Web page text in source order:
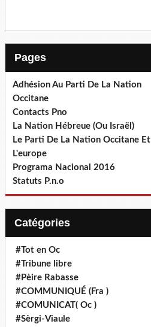
Pages
Adhésion Au Parti De La Nation
Occitane
Contacts Pno
La Nation Hébreue (Ou Israël)
Le Parti De La Nation Occitane Et
L'europe
Programa Nacional 2016
Statuts P.n.o
Catégories
#Tot en Oc
#Tribune libre
#Pèire Rabasse
#COMMUNIQUÉ (Fra )
#COMUNICAT( Oc )
#Sèrgi-Viaule